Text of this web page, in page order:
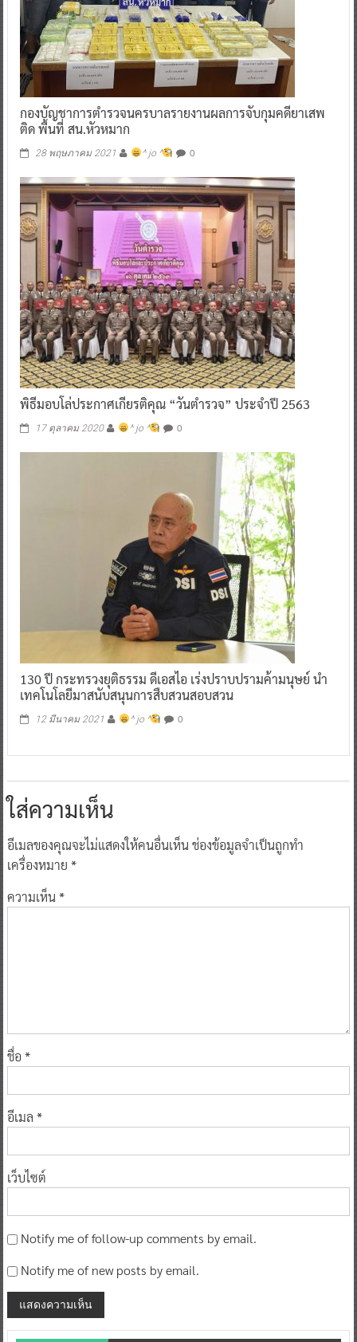
กองบัญชาการตำรวจนครบาลรายงานผลการจับกุมคดียาเสพ
ติด พื้นที่ สน.หัวหมาก
28 พฤษภาคม 2021 ^ jo ^ 0
พิธีมอบโล่ประกาศเกียรติคุณ “วันตำรวจ” ประจำปี 2563
17 ตุลาคม 2020 ^ jo ^ 0
130 ปี กระทรวงยุติธรรม ดีเอสไอ เร่งปราบปรามค้ามนุษย์ นำ
เทคโนโลยีมาสนับสนุนการสืบสวนสอบสวน
12 มีนาคม 2021 ^ jo ^ 0
ใส่ความเห็น
อีเมลของคุณจะไม่แสดงให้คนอื่นเห็นช่องข้อมูลจำเป็นถูกทำ
เครื่องหมาย *
ความเห็น*
ชื่อ *
อีเมล *
เว็บไซต์
Notify me of follow-up comments by email.
Notify me of new posts by email.